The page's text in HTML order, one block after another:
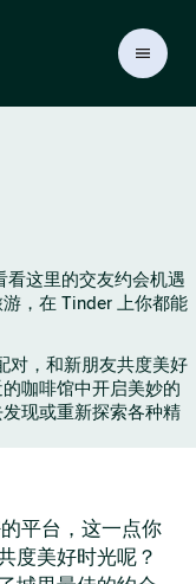
这里的交友约会机遇
，在 Tinder 上你都能
对，和新朋友共度美好
咖啡馆中开启美妙的
现或重新探索各种精
平台，这一点你
度美好时光呢？